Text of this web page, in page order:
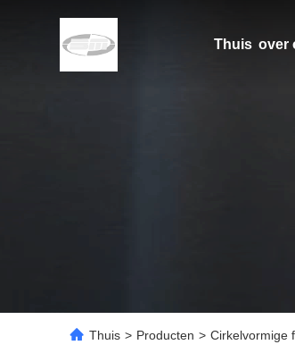
Thuis over
Thuis > Producten > Cirkelvormige